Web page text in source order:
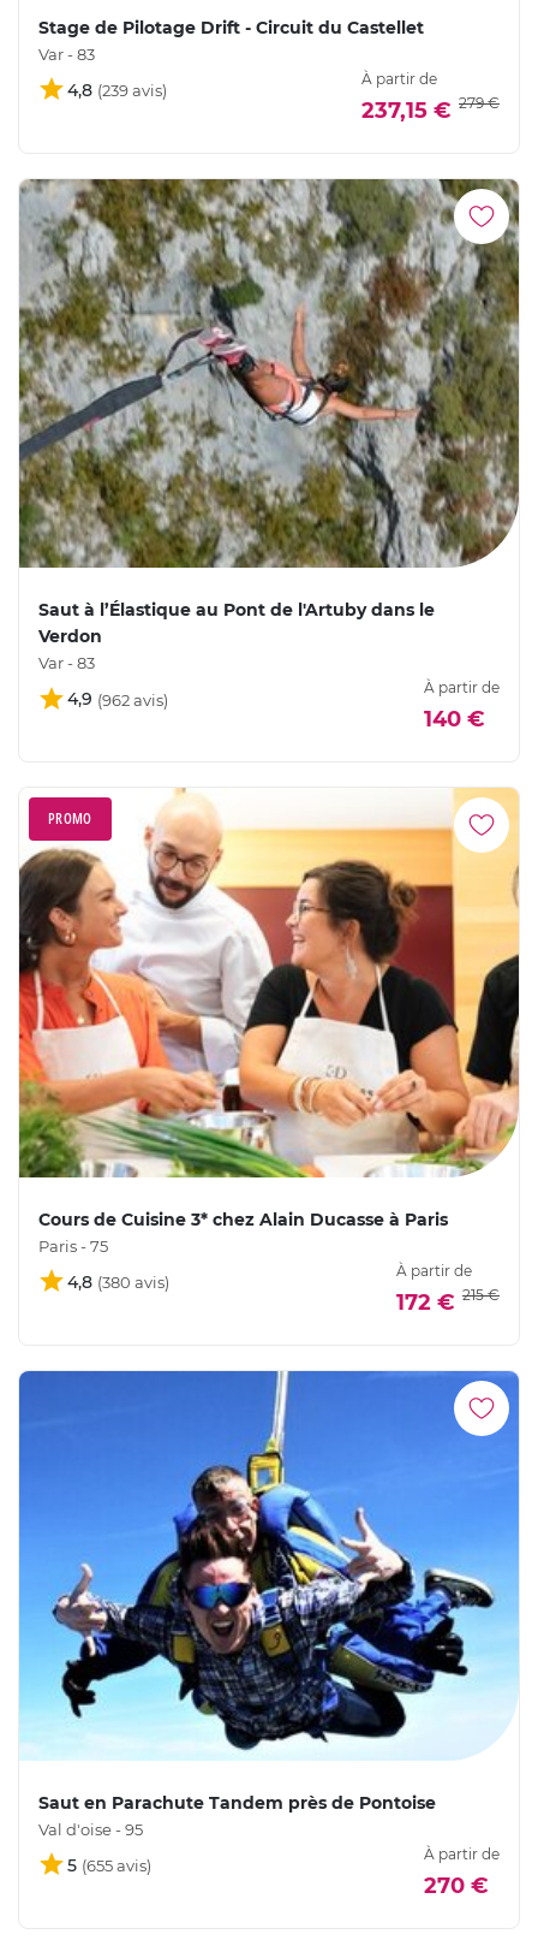
Stage de Pilotage Drift - Circuit du Castellet
Var - 83
4,8
À partir de
237,15 € 279 €
Saut à l’Élastique au Pont de l'Artuby dans le
Verdon
Var - 83
4,9
À partir de
140 €
PROMO
Cours de Cuisine 3* chez Alain Ducasse à Paris
Paris - 75
4,8
À partir de
172 € 215 €
Saut en Parachute Tandem près de Pontoise
Val d'oise - 95
5
À partir de
270 €